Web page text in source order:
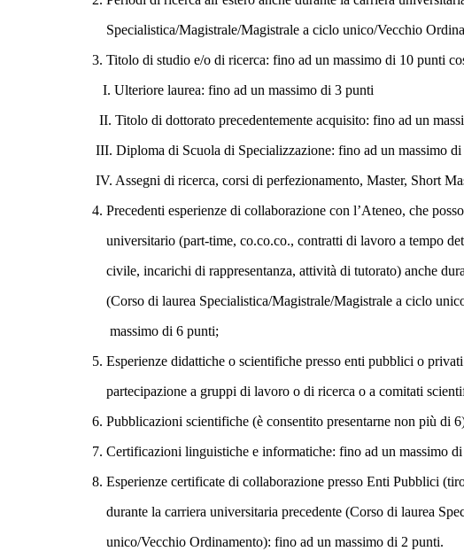
Specialistica/Magistrale/Magistrale a ciclo unico/Vecchio
3. Titolo di studio e/o di ricerca: fino ad un massimo di 10 punti
I. Ulteriore laurea: fino ad un massimo di 3 punti
II. Titolo di dottorato precedentemente acquisito: fino ad un
III. Diploma di Scuola di Specializzazione: fino ad un massimo
IV. Assegni di ricerca, corsi di perfezionamento, Master, Short
4. Precedenti esperienze di collaborazione con l’Ateneo, che
universitario (part-time, co.co.co., contratti di lavoro a tempo
civile, incarichi di rappresentanza, attività di tutorato) anche
(Corso di laurea Specialistica/Magistrale/Magistrale a ciclo
massimo di 6 punti;
5. Esperienze didattiche o scientifiche presso enti pubblici o
partecipazione a gruppi di lavoro o di ricerca o a comitati
6. Pubblicazioni scientifiche (è consentito presentarne non più di
7. Certificazioni linguistiche e informatiche: fino ad un massimo
8. Esperienze certificate di collaborazione presso Enti Pubblici
durante la carriera universitaria precedente (Corso di laurea
unico/Vecchio Ordinamento): fino ad un massimo di 2 punti.